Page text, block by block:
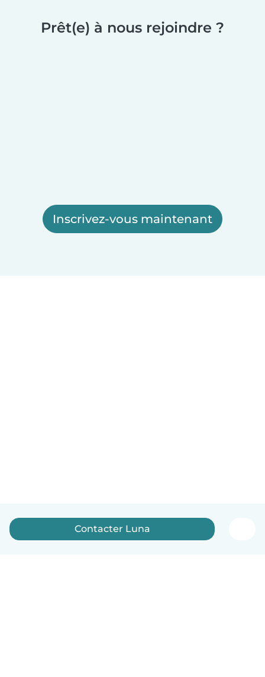
Prêt(e) à nous rejoindre ?
Inscrivez-vous maintenant
Contacter Luna